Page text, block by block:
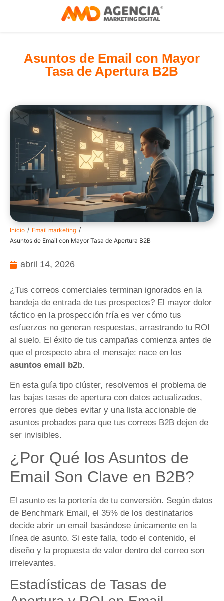
Asuntos de Email con Mayor
Tasa de Apertura B2B
Inicio / Email marketing /
Asuntos de Email con Mayor Tasa de Apertura B2B
abril 14, 2026
¿Tus correos comerciales terminan ignorados en la
bandeja de entrada de tus prospectos? El mayor dolor
táctico en la prospección fría es ver cómo tus
esfuerzos no generan respuestas, arrastrando tu ROI
al suelo. El éxito de tus campañas comienza antes de
que el prospecto abra el mensaje: nace en los
asuntos email b2b.
En esta guía tipo clúster, resolvemos el problema de
las bajas tasas de apertura con datos actualizados,
errores que debes evitar y una lista accionable de
asuntos probados para que tus correos B2B dejen de
ser invisibles.
¿Por Qué los Asuntos de
Email Son Clave en B2B?
El asunto es la portería de tu conversión. Según datos
de Benchmark Email, el 35% de los destinatarios
decide abrir un email basándose únicamente en la
línea de asunto. Si este falla, todo el contenido, el
diseño y la propuesta de valor dentro del correo son
irrelevantes.
Estadísticas de Tasas de